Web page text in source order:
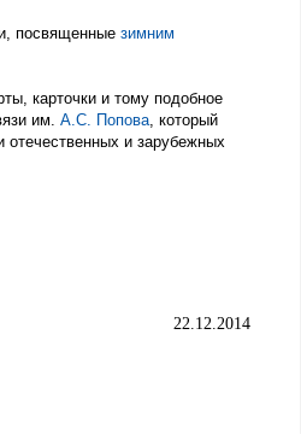
посвященные зимним
карточки и тому подобное
им. А.С. Попова, который
и зарубежных
22.12.2014